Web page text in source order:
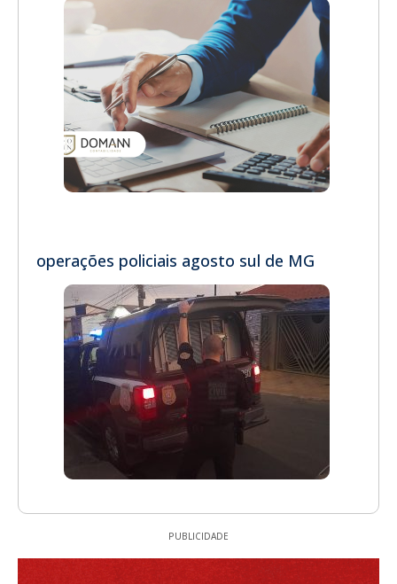
operações policiais agosto sul de MG
PUBLICIDADE